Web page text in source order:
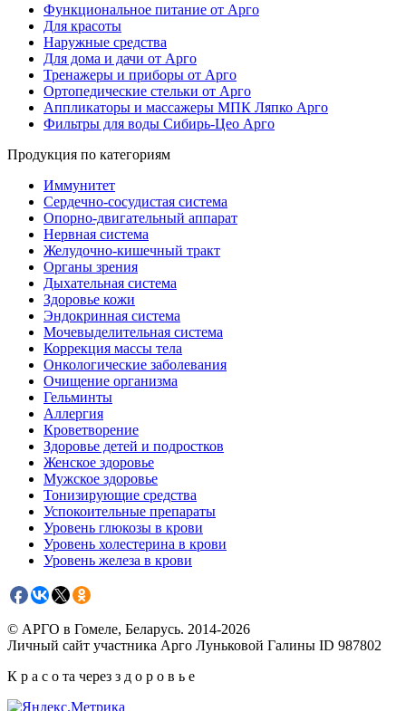
Функциональное питание от Арго
Для красоты
Наружные средства
Для дома и дачи от Арго
Тренажеры и приборы от Арго
Ортопедические стельки от Арго
Аппликаторы и массажеры МПК Ляпко Арго
Фильтры для воды Сибирь-Цео Арго
Продукция по категориям
Иммунитет
Сердечно-сосудистая система
Опорно-двигательный аппарат
Нервная система
Желудочно-кишечный тракт
Органы зрения
Дыхательная система
Здоровье кожи
Эндокринная система
Мочевыделительная система
Коррекция массы тела
Онкологические заболевания
Очищение организма
Гельминты
Аллергия
Кроветворение
Здоровье детей и подростков
Женское здоровье
Мужское здоровье
Тонизирующие средства
Успокоительные препараты
Уровень глюкозы в крови
Уровень холестерина в крови
Уровень железа в крови
© АРГО в Гомеле, Беларусь. 2014-2026
Личный сайт участника Арго Луньковой Галины ID 987802
К р а с о та через з д о р о в ь е